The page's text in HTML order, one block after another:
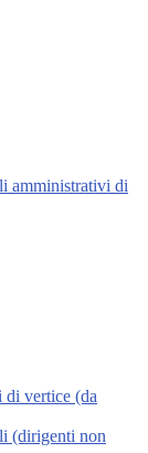
amministrativi di
vertice (da
(dirigenti non